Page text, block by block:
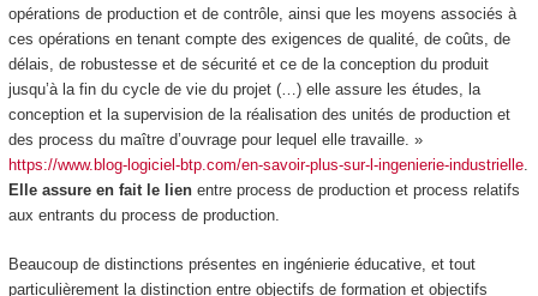
opérations de production et de contrôle, ainsi que les moyens associés à
ces opérations en tenant compte des exigences de qualité, de coûts, de
délais, de robustesse et de sécurité et ce de la conception du produit
jusqu’à la fin du cycle de vie du projet (…) elle assure les études, la
conception et la supervision de la réalisation des unités de production et
des process du maître d’ouvrage pour lequel elle travaille. »
https://www.blog-logiciel-btp.com/en-savoir-plus-sur-l-ingenierie-industrielle.
Elle assure en fait le lienentre process de production et process relatifs
aux entrants du process de production.
Beaucoup de distinctions présentes en ingénierie éducative, et tout
particulièrement la distinction entre objectifs de formation et objectifs